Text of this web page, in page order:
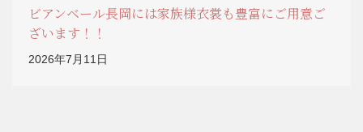
ビアンベール長岡には家族様衣裳も豊富にご用意ご
ざいます！！
2026年7月11日